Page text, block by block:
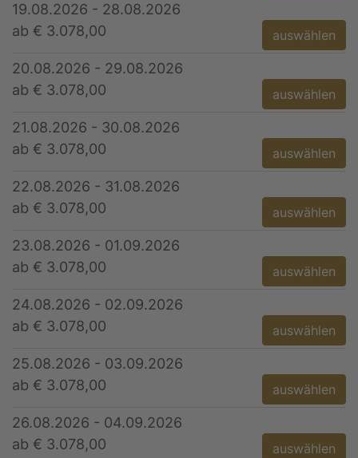
19.08.2026 - 28.08.2026
ab € 3.078,00
auswählen
20.08.2026 - 29.08.2026
ab € 3.078,00
auswählen
21.08.2026 - 30.08.2026
ab € 3.078,00
auswählen
22.08.2026 - 31.08.2026
ab € 3.078,00
auswählen
23.08.2026 - 01.09.2026
ab € 3.078,00
auswählen
24.08.2026 - 02.09.2026
ab € 3.078,00
auswählen
25.08.2026 - 03.09.2026
ab € 3.078,00
auswählen
26.08.2026 - 04.09.2026
ab € 3.078,00
auswählen